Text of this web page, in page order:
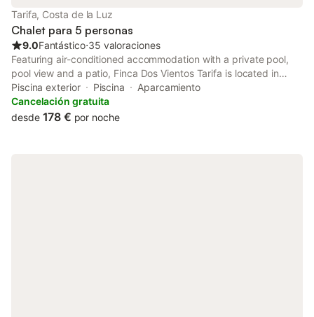
Tarifa, Costa de la Luz
Chalet para 5 personas
9.0Fantástico⋅35 valoraciones
Featuring air-conditioned accommodation with a private pool,
pool view and a patio, Finca Dos Vientos Tarifa is located in
Tarifa. Set 700 metres from Los Lances Beach, the property
provides water sports facilities and free private parking.
Piscina exterior Piscina
Aparcamiento
Cancelación gratuita
desde 178 € por noche